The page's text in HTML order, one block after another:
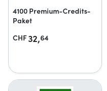
4100 Premium-Credits-
Paket
CHF32,64